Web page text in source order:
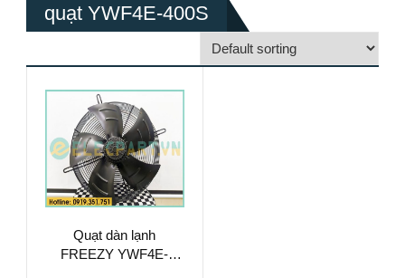
quạt YWF4E-400S
Quạt dàn lạnh
FREEZY YWF4E-